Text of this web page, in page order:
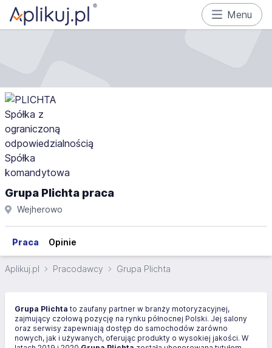
Menu
Grupa Plichta praca
Wejherowo
Praca Opinie
Aplikuj.pl Pracodawcy Grupa Plichta
Grupa Plichta to zaufany partner w branży motoryzacyjnej,
zajmujący czołową pozycję na rynku północnej Polski. Jej salony
oraz serwisy zapewniają dostęp do samochodów zarówno
nowych, jak i używanych, oferując produkty o wysokiej jakości. W